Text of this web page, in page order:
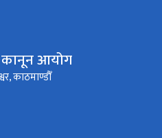
आयोग
काठमाण्डौँ